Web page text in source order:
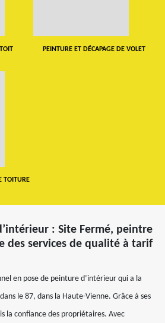
PEINTURE ET DÉCAPAGE DE VOLET
TOITURE
: Site Fermé, peintre
des services de qualité à tarif
en pose de peinture d’intérieur qui a la
le 87, dans la Haute-Vienne. Grâce à ses
la confiance des propriétaires. Avec